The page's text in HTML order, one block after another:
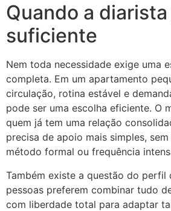
Quando a
suficiente
Nem toda necessidade exige uma
completa. Em um apartamento
circulação, rotina estável e
pode ser uma escolha eficiente. O
quem já tem uma relação
precisa de apoio mais simples,
método formal ou frequência
Também existe a questão do perfil
pessoas preferem combinar tudo
com liberdade total para adaptar